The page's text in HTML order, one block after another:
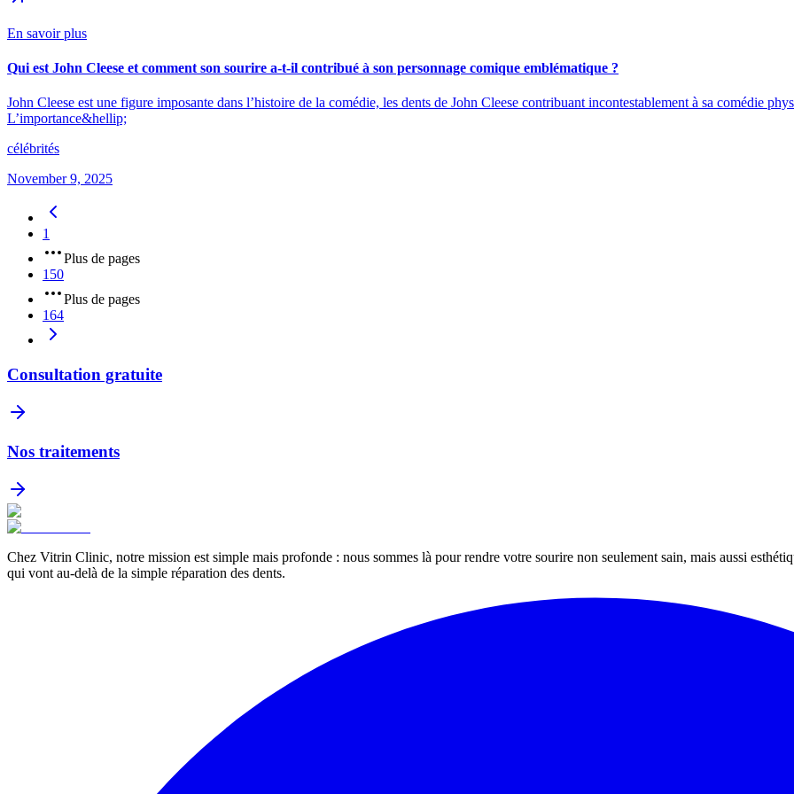
En savoir plus
Qui est John Cleese et comment son sourire a-t-il contribué à son personnage comique emblématique ?
John Cleese est une figure imposante dans l’histoire de la comédie, les dents de John Cleese contribuant incontestablement à sa comédie
L’importance&hellip;
célébrités
November 9, 2025
1
Plus de pages
150
Plus de pages
164
Consultation gratuite
Nos traitements
Chez Vitrin Clinic, notre mission est simple mais profonde : nous sommes là pour rendre votre sourire non seulement sain, mais aussi
qui vont au-delà de la simple réparation des dents.